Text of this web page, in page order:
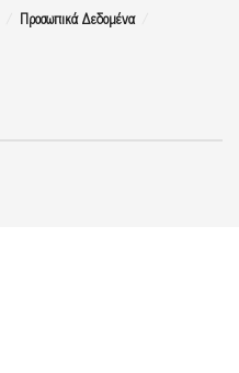
Προσωπικά Δεδομένα